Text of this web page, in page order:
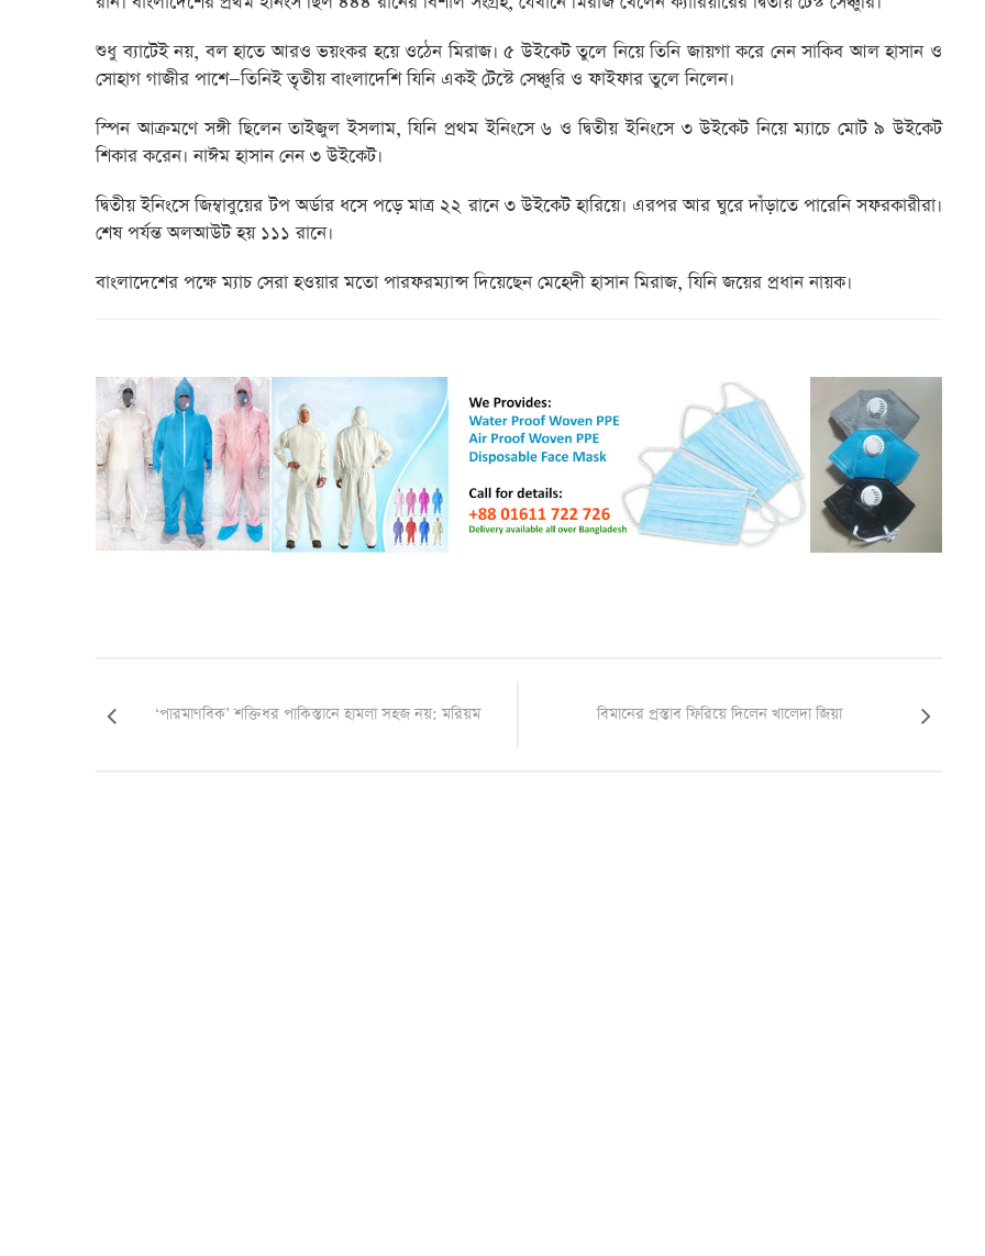
শুধু ব্যাটেই নয়, বল হাতে আরও ভয়ংকর হয়ে ওঠেন মিরাজ। ৫ উইকেট তুলে নিয়ে তিনি জায়গা করে নেন সাকিব আল হাসান ও
সোহাগ গাজীর পাশে—তিনিই তৃতীয় বাংলাদেশি যিনি একই টেস্টে সেঞ্চুরি ও ফাইফার তুলে নিলেন।
স্পিন আক্রমণে সঙ্গী ছিলেন তাইজুল ইসলাম, যিনি প্রথম ইনিংসে ৬ ও দ্বিতীয় ইনিংসে ৩ উইকেট নিয়ে ম্যাচে মোট ৯ উইকেট
শিকার করেন। নাঈম হাসান নেন ৩ উইকেট।
দ্বিতীয় ইনিংসে জিম্বাবুয়ের টপ অর্ডার ধসে পড়ে মাত্র ২২ রানে ৩ উইকেট হারিয়ে। এরপর আর ঘুরে দাঁড়াতে পারেনি সফরকারীরা।
শেষ পর্যন্ত অলআউট হয় ১১১ রানে।
বাংলাদেশের পক্ষে ম্যাচ সেরা হওয়ার মতো পারফরম্যান্স দিয়েছেন মেহেদী হাসান মিরাজ, যিনি জয়ের প্রধান নায়ক।
‘পারমাণবিক’ শক্তিধর পাকিস্তানে হামলা সহজ নয়: মরিয়ম বিমানের প্রস্তাব ফিরিয়ে দিলেন খালেদা জিয়া